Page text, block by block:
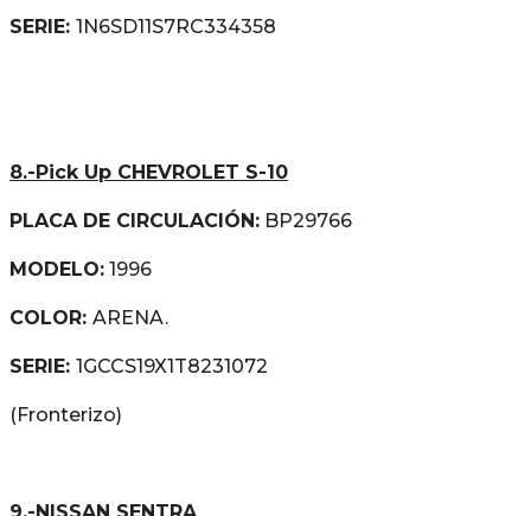
SERIE: 1N6SD11S7RC334358
8.-Pick Up CHEVROLET S-10
PLACA DE CIRCULACIÓN: BP29766
MODELO: 1996
COLOR: ARENA.
SERIE: 1GCCS19X1T8231072
(Fronterizo)